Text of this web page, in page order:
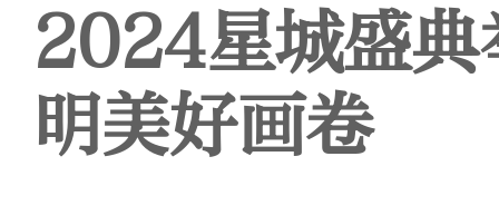
2024星城盛
明美好画卷